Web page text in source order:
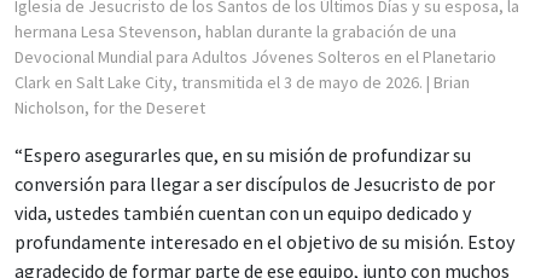
Iglesia de Jesucristo de los Santos de los Últimos Días y su esposa, la
hermana Lesa Stevenson, hablan durante la grabación de una
Devocional Mundial para Adultos Jóvenes Solteros en el Planetario
Clark en Salt Lake City, transmitida el 3 de mayo de 2026. | Brian
Nicholson, for the Deseret
“Espero asegurarles que, en su misión de profundizar su
conversión para llegar a ser discípulos de Jesucristo de por
vida, ustedes también cuentan con un equipo dedicado y
profundamente interesado en el objetivo de su misión. Estoy
agradecido de formar parte de ese equipo, junto con muchos